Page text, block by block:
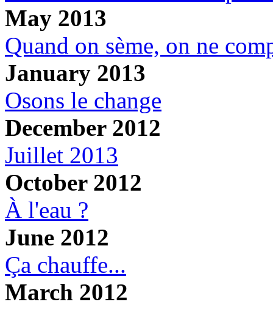
May 2013
Quand on sème, on ne
January 2013
Osons le change
December 2012
Juillet 2013
October 2012
À l'eau ?
June 2012
Ça chauffe...
March 2012